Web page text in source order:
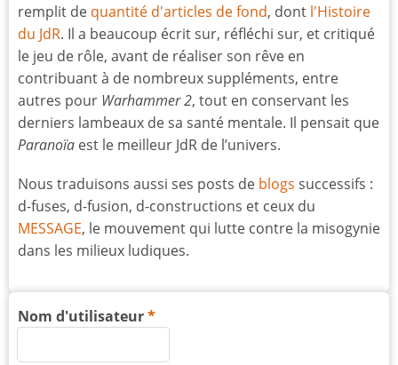
remplit de quantité d'articles de fond, dont l'Histoire
du JdR. Il a beaucoup écrit sur, réfléchi sur, et critiqué
le jeu de rôle, avant de réaliser son rêve en
contribuant à de nombreux suppléments, entre
autres pour Warhammer 2, tout en conservant les
derniers lambeaux de sa santé mentale. Il pensait que
Paranoïa est le meilleur JdR de l’univers.
Nous traduisons aussi ses posts de blogs successifs :
d-fuses, d-fusion, d-constructions et ceux du
MESSAGE, le mouvement qui lutte contre la misogynie
dans les milieux ludiques.
Nom d'utilisateur